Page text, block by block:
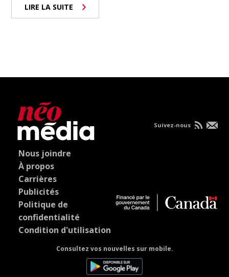
LIRE LA SUITE
Nous joindre
À propos
Carrières
Publicités
Politique de
confidentialité
Condition d'utilisation
Consultez vos nouvelles sur mobile.
Suivez-nous